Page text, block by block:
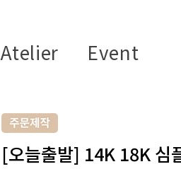
Atelier Event
[오늘출발] 14K 18K 심